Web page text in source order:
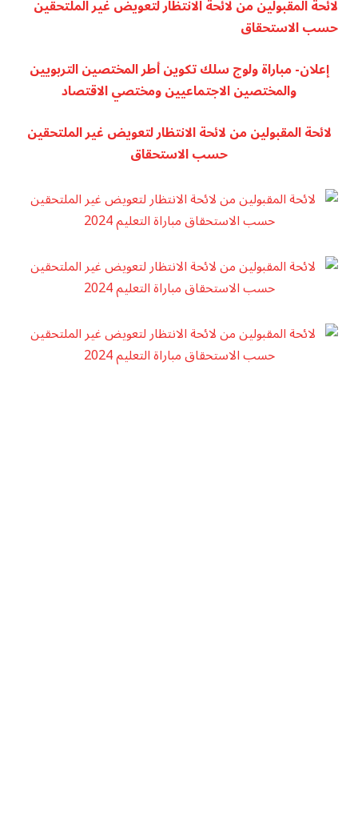
​لائحة المقبولين من لائحة الانتظار لتعويض غير الملتحقين
حسب الاستحقاق
​إعلان- مباراة ولوج سلك تكوين أطر المختصين التربويين
والمختصين الاجتماعيين ومختصي الاقتصاد
​لائحة المقبولين من لائحة الانتظار لتعويض غير الملتحقين
حسب الاستحقاق